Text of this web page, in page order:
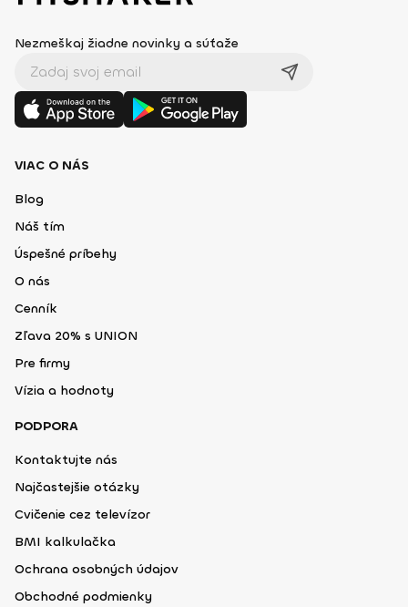
Nezmeškaj žiadne novinky a súťaže
VIAC O NÁS
Blog
Náš tím
Úspešné príbehy
O nás
Cenník
Zľava 20% s UNION
Pre firmy
Vízia a hodnoty
PODPORA
Kontaktujte nás
Najčastejšie otázky
Cvičenie cez televízor
BMI kalkulačka
Ochrana osobných údajov
Obchodné podmienky